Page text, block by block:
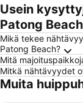
Usein
Patong Beach
Mikä tekee
Patong Beach?
Mitä
Mitkä nähtävyydet
Muita